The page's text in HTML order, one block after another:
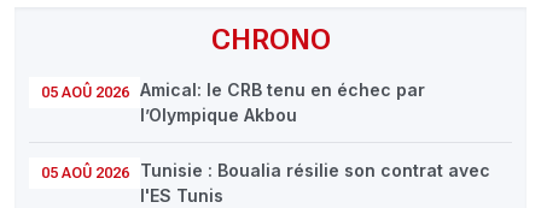
CHRONO
05 AOÛ 2026
Amical: le CRB tenu en échec par
l’Olympique Akbou
05 AOÛ 2026
Tunisie : Boualia résilie son contrat avec
l'ES Tunis